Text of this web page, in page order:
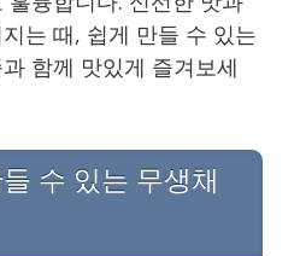
는 때, 쉽게 만들 수 있는
함께 맛있게 즐겨보세
수 있는 무생채